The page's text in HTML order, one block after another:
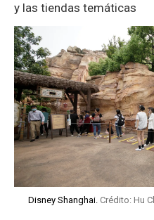
y las tiendas temáticas
Disney Shanghai. Crédito: Hu